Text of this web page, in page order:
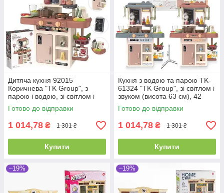
Дитяча кухня 92015
Коричнева "TK Group", з
парою і водою, зі світлом і
звуком (висота 63 см)
Готово до відправки
1 014,78 ₴ 1 301 ₴
Купити
Кухня з водою та парою TK-
61324 "TK Group", зі світлом і
звуком (висота 63 см), 42
елементи
Готово до відправки
1 014,78 ₴ 1 301 ₴
Купити
–19% –19%